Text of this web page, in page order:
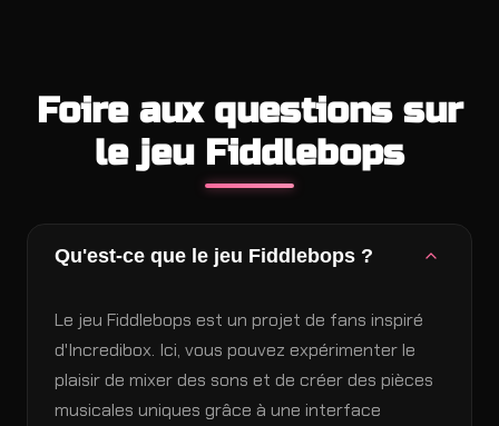
Foire aux questions sur
le jeu Fiddlebops
Qu'est-ce que le jeu Fiddlebops ?
Le jeu Fiddlebops est un projet de fans inspiré
d'Incredibox. Ici, vous pouvez expérimenter le
plaisir de mixer des sons et de créer des pièces
musicales uniques grâce à une interface